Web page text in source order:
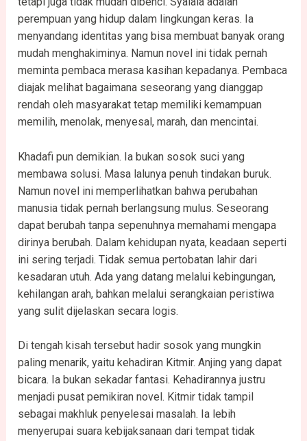
perempuan yang hidup dalam lingkungan keras. Ia
menyandang identitas yang bisa membuat banyak orang
mudah menghakiminya. Namun novel ini tidak pernah
meminta pembaca merasa kasihan kepadanya. Pembaca
diajak melihat bagaimana seseorang yang dianggap
rendah oleh masyarakat tetap memiliki kemampuan
memilih, menolak, menyesal, marah, dan mencintai.
Khadafi pun demikian. Ia bukan sosok suci yang
membawa solusi. Masa lalunya penuh tindakan buruk.
Namun novel ini memperlihatkan bahwa perubahan
manusia tidak pernah berlangsung mulus. Seseorang
dapat berubah tanpa sepenuhnya memahami mengapa
dirinya berubah. Dalam kehidupan nyata, keadaan seperti
ini sering terjadi. Tidak semua pertobatan lahir dari
kesadaran utuh. Ada yang datang melalui kebingungan,
kehilangan arah, bahkan melalui serangkaian peristiwa
yang sulit dijelaskan secara logis.
Di tengah kisah tersebut hadir sosok yang mungkin
paling menarik, yaitu kehadiran Kitmir. Anjing yang dapat
bicara. Ia bukan sekadar fantasi. Kehadirannya justru
menjadi pusat pemikiran novel. Kitmir tidak tampil
sebagai makhluk penyelesai masalah. Ia lebih
menyerupai suara kebijaksanaan dari tempat tidak